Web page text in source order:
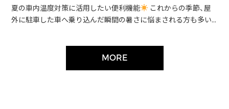
夏の車内温度対策に活用したい便利機能
これからの季節、屋
外に駐車した車へ乗り込んだ瞬間の暑さに悩まされる方も多い...
MORE